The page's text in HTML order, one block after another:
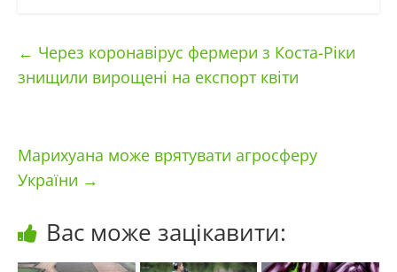
← Через коронавірус фермери з Коста-Ріки
знищили вирощені на експорт квіти
Марихуана може врятувати агросферу
України →
Вас може зацікавити: